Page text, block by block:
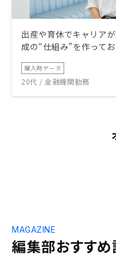
出産や育休でキャリア
成の“仕組み”を作ってお
購入時データ
20代 / 金融機関勤務
編集部おすす
MAGAZINE